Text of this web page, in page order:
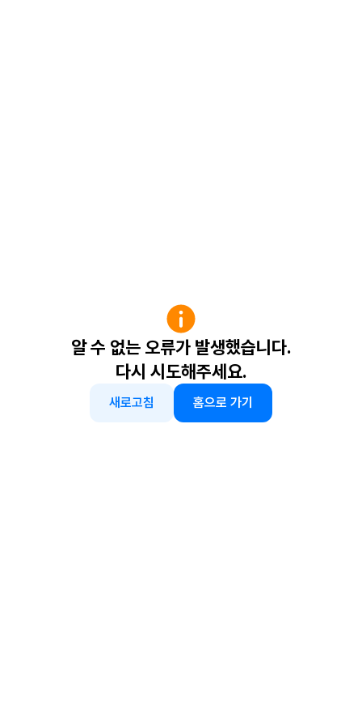
알 수 없는 오류가 발생했습니다.
다시 시도해주세요.
새로고침 홈으로 가기